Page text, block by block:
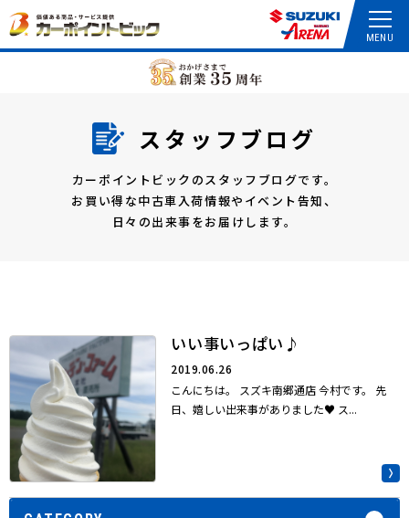
スタッフブログ
カーポイントビックのスタッフブログです。
お買い得な中古車入荷情報やイベント告知、
日々の出来事をお届けします。
いい事いっぱい♪
2019.06.26
こんにちは。 スズキ南郷通店 今村です。 先
日、嬉しい出来事がありました♥ ス...